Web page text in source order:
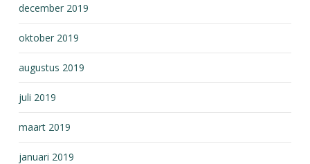
december 2019
oktober 2019
augustus 2019
juli 2019
maart 2019
januari 2019